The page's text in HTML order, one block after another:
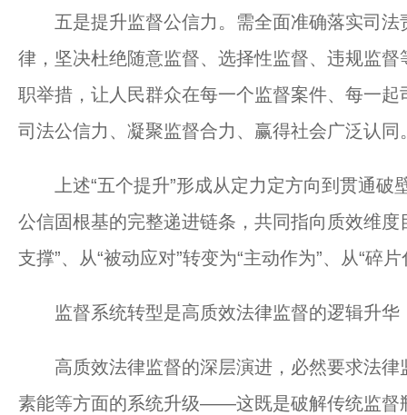
五是提升监督公信力。需全面准确落实司法
律，坚决杜绝随意监督、选择性监督、违规监
职举措，让人民群众在每一个监督案件、每一
司法公信力、凝聚监督合力、赢得社会广泛认同
上述“五个提升”形成从定力定方向到贯通破
公信固根基的完整递进链条，共同指向质效维度
支撑”、从“被动应对”转变为“主动作为”、从“碎
监督系统转型是高质效法律监督的逻辑升华
高质效法律监督的深层演进，必然要求法律
素能等方面的系统升级——这既是破解传统监督